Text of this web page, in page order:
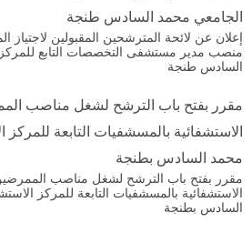
الجامعي محمد السادس طنجة
إعلان عن لائحة المترشحين المقبولين لاجتياز
منصب مدير مستشفى التخصصات التابع
السادس طنجة
مقرر بفتح باب الترشح لشغل مناصب
الاستشفائية بالمسشفيات التابعة
محمد السادس بطنجة
مقرر بفتح باب الترشح لشغل مناصب
الاستشفائية بالمسشفيات التابعة للمركز
السادس بطنجة